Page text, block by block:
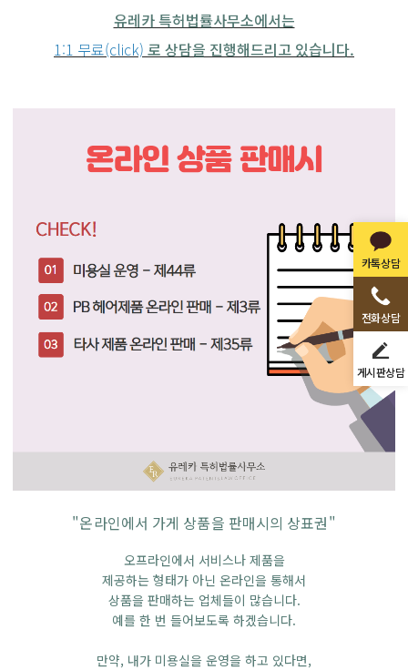
카톡상담
전화상담
게시판상담
유레카 특허법률사무소에서는
1:1 무료(click) 로 상담을 진행해드리고 있습니다.
"온라인에서 가게 상품을 판매시의 상표권"
오프라인에서 서비스나 제품을
제공하는 형태가 아닌 온라인을 통해서
상품을 판매하는 업체들이 많습니다.
예를 한 번 들어보도록 하겠습니다.
만약, 내가 미용실을 운영을 하고 있다면,